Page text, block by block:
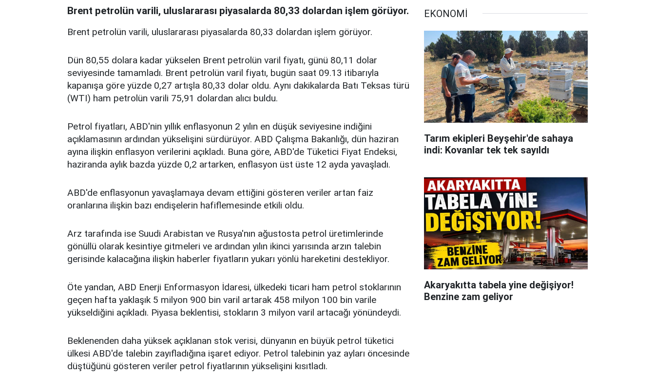
Brent petrolün varili, uluslararası piyasalarda 80,33​​​​​​​ dolardan işlem görüyor.
Brent petrolün varili, uluslararası piyasalarda 80,33 dolardan işlem görüyor.
Dün 80,55 dolara kadar yükselen Brent petrolün varil fiyatı, günü 80,11 dolar
seviyesinde tamamladı. Brent petrolün varil fiyatı, bugün saat 09.13 itibarıyla
kapanışa göre yüzde 0,27 artışla 80,33 dolar oldu. Aynı dakikalarda Batı Teksas türü
(WTI) ham petrolün varili 75,91 dolardan alıcı buldu.
Petrol fiyatları, ABD'nin yıllık enflasyonun 2 yılın en düşük seviyesine indiğini
açıklamasının ardından yükselişini sürdürüyor. ABD Çalışma Bakanlığı, dün haziran
ayına ilişkin enflasyon verilerini açıkladı. Buna göre, ABD'de Tüketici Fiyat Endeksi,
haziranda aylık bazda yüzde 0,2 artarken, enflasyon üst üste 12 ayda yavaşladı.
ABD'de enflasyonun yavaşlamaya devam ettiğini gösteren veriler artan faiz
oranlarına ilişkin bazı endişelerin hafiflemesinde etkili oldu.
Arz tarafında ise Suudi Arabistan ve Rusya'nın ağustosta petrol üretimlerinde
gönüllü olarak kesintiye gitmeleri ve ardından yılın ikinci yarısında arzın talebin
gerisinde kalacağına ilişkin haberler fiyatların yukarı yönlü hareketini destekliyor.
Öte yandan, ABD Enerji Enformasyon İdaresi, ülkedeki ticari ham petrol stoklarının
geçen hafta yaklaşık 5 milyon 900 bin varil artarak 458 milyon 100 bin varile
yükseldiğini açıkladı. Piyasa beklentisi, stokların 3 milyon varil artacağı yönündeydi.
Beklenenden daha yüksek açıklanan stok verisi, dünyanın en büyük petrol tüketici
ülkesi ABD'de talebin zayıfladığına işaret ediyor. Petrol talebinin yaz ayları öncesinde
düştüğünü gösteren veriler petrol fiyatlarının yükselişini kısıtladı.
EKONOMİ
Tarım ekipleri Beyşehir'de sahaya
indi: Kovanlar tek tek sayıldı
Akaryakıtta tabela yine değişiyor!
Benzine zam geliyor